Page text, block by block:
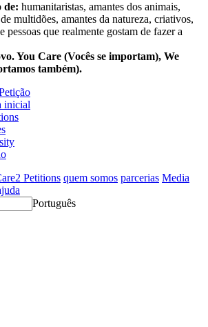
de: humanitaristas, amantes dos animais,
multidões, amantes da natureza, criativos,
pessoas que realmente gostam de fazer a
You Care (Vocês se importam), We
também).
inicial
Petitions quem somos parcerias Media
Português